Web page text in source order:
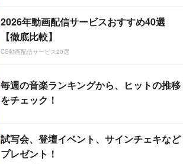
2026年動画配信サービスおすすめ40選
【徹底比較】
CS動画配信サービス20選
毎週の音楽ランキングから、ヒットの推移
をチェック！
試写会、登壇イベント、サインチェキなど
プレゼント！